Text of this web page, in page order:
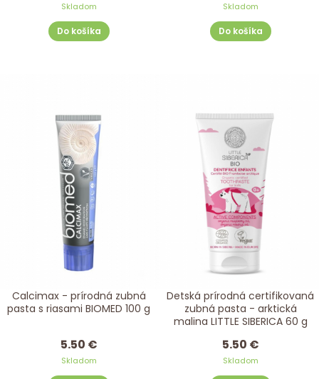
Skladom
Do košíka
Skladom
Do košíka
Calcimax - prírodná zubná
pasta s riasami BIOMED 100 g
5.50 €
Skladom
Detská prírodná certifikovaná
zubná pasta - arktická
malina LITTLE SIBERICA 60 g
5.50 €
Skladom